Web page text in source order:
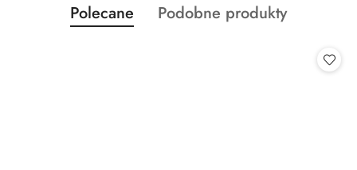
Pomiń karuzelę produktów
Produkty
o
Polecane
Produkty
Podobne produkty